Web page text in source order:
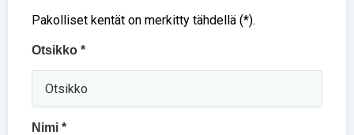
Pakolliset kentät on merkitty tähdellä (*).
Otsikko *
Nimi *